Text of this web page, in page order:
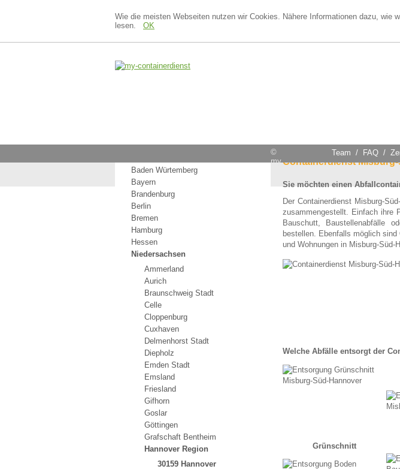
Wie die meisten Webseiten nutzen wir Cookies. Nähere Informationen dazu, wie
lesen. OK
Baden Würtemberg
Bayern
Brandenburg
Berlin
Bremen
Hamburg
Hessen
Niedersachsen
Ammerland
Aurich
Braunschweig Stadt
Celle
Cloppenburg
Cuxhaven
Delmenhorst Stadt
Diepholz
Emden Stadt
Emsland
Friesland
Gifhorn
Goslar
Göttingen
Grafschaft Bentheim
Hannover Region
30159 Hannover
Containerdienst
Sie möchten einen
Der Containerdienst Misburg-
zusammengestellt. Einfach ihre
Bauschutt, Baustellenabfälle
bestellen. Ebenfalls möglich
und Wohnungen in Misburg-Süd-
Welche Abfälle entsorgt der
Grünschnitt
©
my
Team / FAQ /